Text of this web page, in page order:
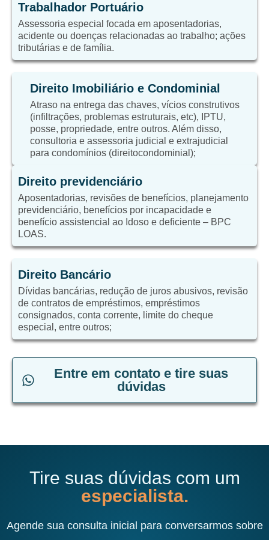
Trabalhador Portuário
Assessoria especial focada em aposentadorias,
acidente ou doenças relacionadas ao trabalho; ações
tributárias e de família.
Direito Imobiliário e Condominial
Atraso na entrega das chaves, vícios construtivos
(infiltrações, problemas estruturais, etc), IPTU,
posse, propriedade, entre outros. Além disso,
consultoria e assessoria judicial e extrajudicial
para condomínios (direitocondominial);
Direito previdenciário
Aposentadorias, revisões de benefícios, planejamento
previdenciário, benefícios por incapacidade e
benefício assistencial ao Idoso e deficiente – BPC
LOAS.
Direito Bancário
Dívidas bancárias, redução de juros abusivos, revisão
de contratos de empréstimos, empréstimos
consignados, conta corrente, limite do cheque
especial, entre outros;
Entre em contato e tire suas
dúvidas
Tire suas dúvidas com um
especialista.
Agende sua consulta inicial para conversarmos sobre